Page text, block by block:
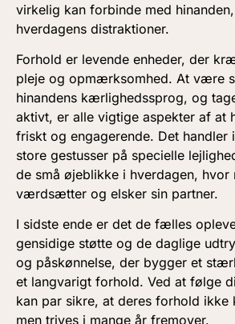
virkelig kan forbinde med
hverdagens distraktioner.
Forhold er levende enheder, der
pleje og opmærksomhed. At være
hinandens kærlighedssprog, og
aktivt, er alle vigtige aspekter af at
friskt og engagerende. Det handler
store gestusser på specielle
de små øjeblikke i hverdagen, hvor
værdsætter og elsker sin partner.
I sidste ende er det de fælles
gensidige støtte og de daglige
og påskønnelse, der bygger et
et langvarigt forhold. Ved at følge
kan par sikre, at deres forhold ikke
men trives i mange år fremover.